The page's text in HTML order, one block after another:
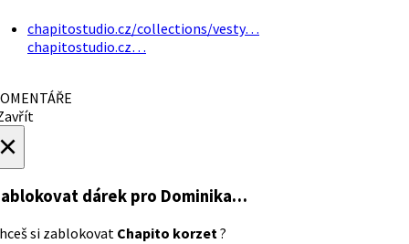
chapitostudio.cz/collections/vesty…
chapitostudio.cz…
dárek pro Dominika…
si zablokovat Chapito korzet?